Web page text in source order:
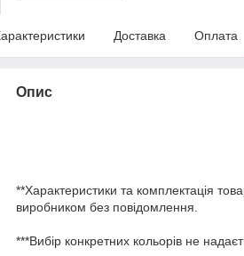
Доставка Оплата
Опис
**Характеристики та комплектація
виробником без повідомлення.
***Вибір конкретних кольорів не